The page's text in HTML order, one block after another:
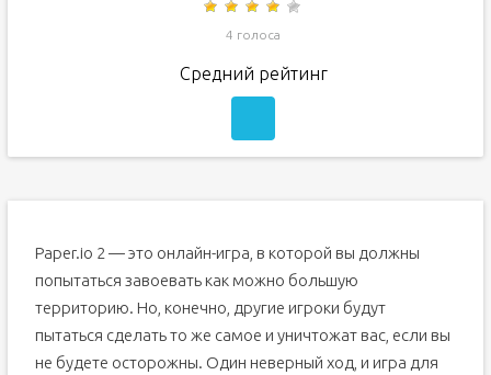
4 голоса
Средний рейтинг
Paper.io 2 — это онлайн-игра, в которой вы должны
попытаться завоевать как можно большую
территорию. Но, конечно, другие игроки будут
пытаться сделать то же самое и уничтожат вас, если вы
не будете осторожны. Один неверный ход, и игра для